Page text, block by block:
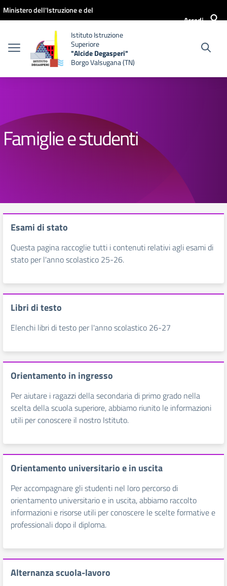
Vai ai contenuti
Vai al menu di navigazione
Vai al footer
Ministero dell'Istruzione e del
Accedi
Istituto Istruzione
Superiore
"Alcide Degasperi"
Borgo Valsugana (TN)
Famiglie e studenti
Esami di stato
Questa pagina raccoglie tutti i contenuti relativi agli esami di
stato per l'anno scolastico 25-26.
Libri di testo
Elenchi libri di testo per l'anno scolastico 26-27
Orientamento in ingresso
Per aiutare i ragazzi della secondaria di primo grado nella
scelta della scuola superiore, abbiamo riunito le informazioni
utili per conoscere il nostro Istituto.
Orientamento universitario e in uscita
Per accompagnare gli studenti nel loro percorso di
orientamento universitario e in uscita, abbiamo raccolto
informazioni e risorse utili per conoscere le scelte formative e
professionali dopo il diploma.
Alternanza scuola-lavoro